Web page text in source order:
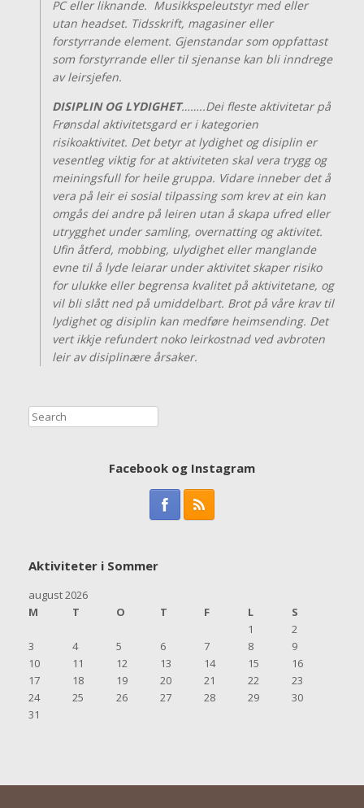
PC eller liknande. Musikkspeleutstyr med eller
utan headset. Tidsskrift, magasiner eller
forstyrrande element. Gjenstandar som oppfattast
som forstyrrande eller til sjenanse kan bli inndrege
av leirsjefen.
DISIPLIN OG LYDIGHET……..Dei fleste aktivitetar på
Frønsdal aktivitetsgard er i kategorien
risikoaktivitet. Det betyr at lydighet og disiplin er
vesentleg viktig for at aktiviteten skal vera trygg og
meiningsfull for heile gruppa. Vidare inneber det å
vera på leir ei sosial tilpassing som krev at ein kan
omgås dei andre på leiren utan å skapa ufred eller
utrygghet under samling, overnatting og aktivitet.
Ufin åtferd, mobbing, ulydighet eller manglande
evne til å lyde leiarar under aktivitet skaper risiko
for ulukke eller begrensa kvalitet på aktivitetane, og
vil bli slått ned på umiddelbart. Brot på våre krav til
lydighet og disiplin kan medføre heimsending. Det
vert ikkje refundert noko leirkostnad ved avbroten
leir av disiplinære årsaker.
Search
Facebook og Instagram
Aktiviteter i Sommer
august 2026
M
T O T F L
S
1
2
3
4 5 6 7 8
9
10
11 12 13 14 15
16
17
18 19 20 21 22
23
24
25 26 27 28 29
30
31